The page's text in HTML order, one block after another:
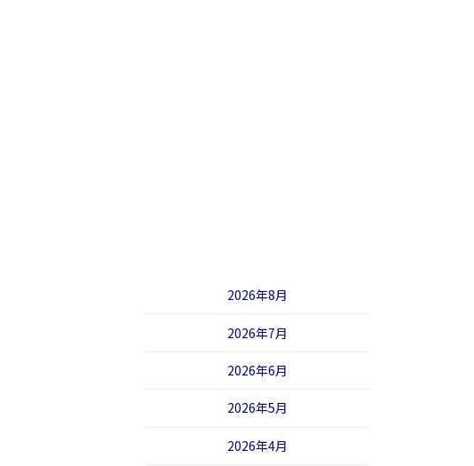
2026年8月
2026年7月
2026年6月
2026年5月
2026年4月